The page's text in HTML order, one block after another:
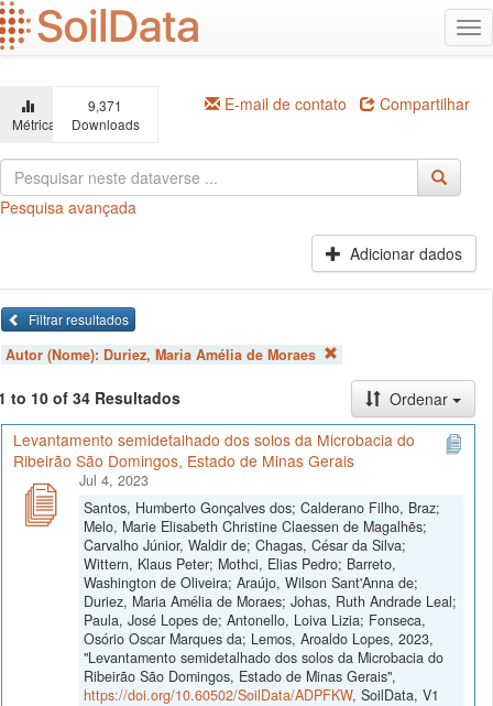
Ir
para
o
principal
Métricas
9,371
Downloads
E-mail de contato Compartilhar
Pesquisa avançada
Adicionar dados
Filtrar resultados
Autor (Nome): Duriez, Maria Amélia de Moraes
to 10 of 34 Resultados
Ordenar
Levantamento semidetalhado dos solos da Microbacia do
Ribeirão São Domingos, Estado de Minas Gerais
Jul 4, 2023
Santos, Humberto Gonçalves dos; Calderano Filho, Braz;
Melo, Marie Elisabeth Christine Claessen de Magalhẽs;
Carvalho Júnior, Waldir de; Chagas, César da Silva;
Wittern, Klaus Peter; Mothci, Elias Pedro; Barreto,
Washington de Oliveira; Araújo, Wilson Sant'Anna de;
Duriez, Maria Amélia de Moraes; Johas, Ruth Andrade Leal;
Paula, José Lopes de; Antonello, Loiva Lizia; Fonseca,
Osório Oscar Marques da; Lemos, Aroaldo Lopes, 2023,
"Levantamento semidetalhado dos solos da Microbacia do
Ribeirão São Domingos, Estado de Minas Gerais",
https://doi.org/10.60502/SoilData/ADPFKW, SoilData, V1